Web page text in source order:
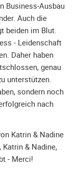
Business-Ausbau
Auch die
beiden im Blut.
- Leidenschaft
Daher haben
genau
unterstützen.
sondern noch
nach
Katrin & Nadine
& Nadine,
- Merci!